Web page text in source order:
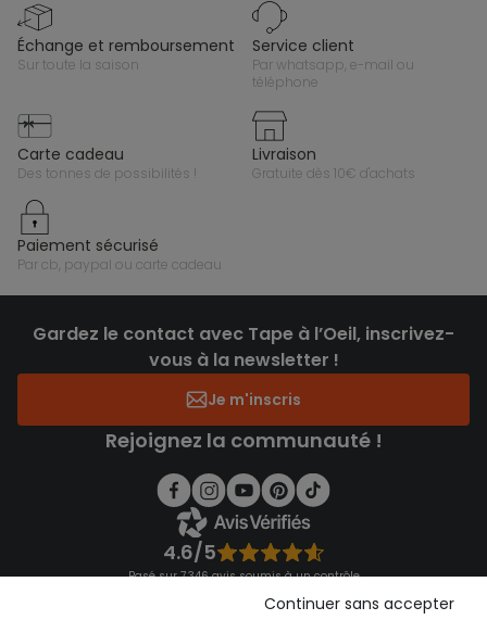
échange et remboursement
sur toute la saison
service client
par whatsapp, e-mail ou
téléphone
carte cadeau
des tonnes de possibilités !
livraison
gratuite dès 10€ d'achats
paiement sécurisé
par cb, paypal ou carte cadeau
Gardez le contact avec Tape à l’Oeil, inscrivez-
vous à la newsletter !
Je m'inscris
Rejoignez la communauté !
4.6/5
Basé sur 7 346 avis soumis à un contrôle
Consulter les CGUContinuer sans accepter